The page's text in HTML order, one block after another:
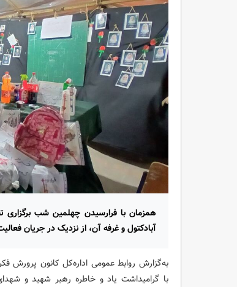
همزمان با فرارسیدن چهلمین شب
آبادکتول و غرفه آن، از نزدیک در جریان
به‌گزارش روابط عمومی اداره‌کل کانون پرورش
با گرامیداشت یاد و خاطره رهبر شهید و